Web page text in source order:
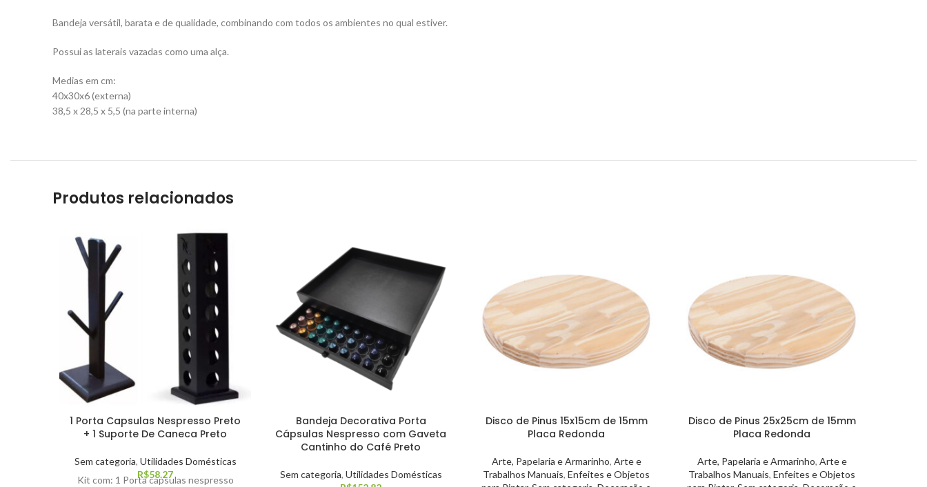
Bandeja versátil, barata e de qualidade, combinando com todos os ambientes no qual estiver.
Possui as laterais vazadas como uma alça.
Medias em cm:
40x30x6 (externa)
38,5 x 28,5 x 5,5 (na parte interna)
Produtos relacionados
1 Porta Capsulas Nespresso Preto
+ 1 Suporte De Caneca Preto
Sem categoria, Utilidades Domésticas
R$58.27
Kit com: 1 Porta capsulas nespresso
Bandeja Decorativa Porta
Cápsulas Nespresso com Gaveta
Cantinho do Café Preto
Sem categoria, Utilidades Domésticas
Disco de Pinus 15x15cm de 15mm
Placa Redonda
Arte, Papelaria e Armarinho, Arte e
Trabalhos Manuais, Enfeites e Objetos
Disco de Pinus 25x25cm de 15mm
Placa Redonda
Arte, Papelaria e Armarinho, Arte e
Trabalhos Manuais, Enfeites e Objetos